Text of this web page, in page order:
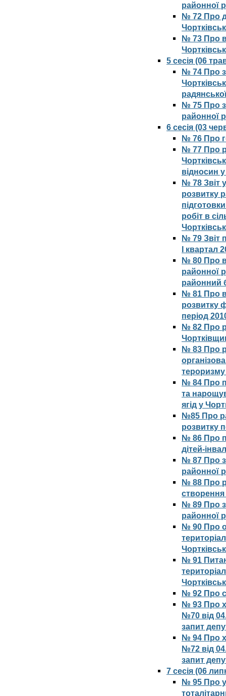
районної
№ 72 Про
№ 73 Про
5 сесія (06
№ 74 Про
№ 75 Про
районної
6 сесія (03
№ 76 Про
№ 77 Про
відносин
№ 78 Звіт
розвитку
робіт в
№ 79 Звіт
І квартал
№ 80 Про
районної
районний
№ 81 Про
розвитку
період
№ 82 Про
№ 83 Про
тероризму
№ 84 Про
та
ягід у
№85 Про
розвитку
№ 86 Про
дітей-
№ 87 Про
районної
№ 88 Про
№ 89 Про
районної
№ 90 Про
№ 91
№ 92 Про
№ 93 Про
№70 від
запит
№ 94 Про
№72 від
запит
7 сесія (06
№ 95 Про